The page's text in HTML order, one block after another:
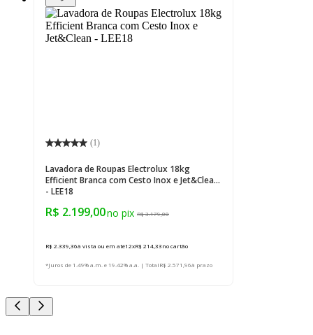
(1)
Lavadora de Roupas Electrolux 18kg
Efficient Branca com Cesto Inox e Jet&Clean
- LEE18
R$ 2.199,00 R$ 3.179,00
R$ 2.339,36à vista ou em até12xR$ 214,33no cartão
*Juros de 1.49% a.m. e 19.42% a.a. | TotalR$ 2.571,96à prazo